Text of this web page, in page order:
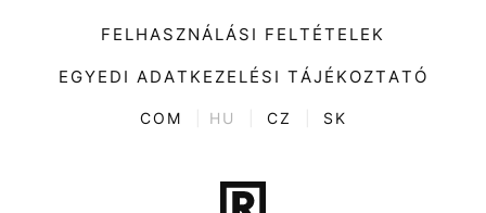
Divat
Kultúra
ENTR
Tech-Tudomány
FELHASZNÁLÁSI FELTÉTELEK
EGYEDI ADATKEZELÉSI TÁJÉKOZTATÓ
COM HU CZ SK